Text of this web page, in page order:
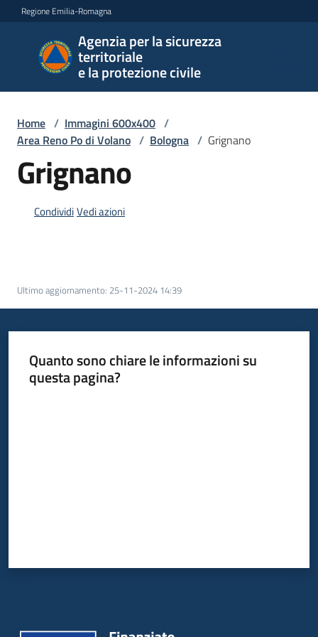
Vai al contenuto
Vai alla navigazione
Vai al footer
Regione Emilia-Romagna
Agenzia per la sicurezza
territoriale
e la protezione civile
Agenzia
per la
sicurezza
e la
protezione
civile
Argomenti
Servizi
Leggi
Atti
Agenzia
Seguici
Home / Immagini 600x400 /
Area Reno Po di Volano / Bologna / Grignano
Grignano
CondividiVedi azioni
Ultimo aggiornamento: 25-11-2024 14:39
Quanto sono chiare le informazioni su
questa pagina?